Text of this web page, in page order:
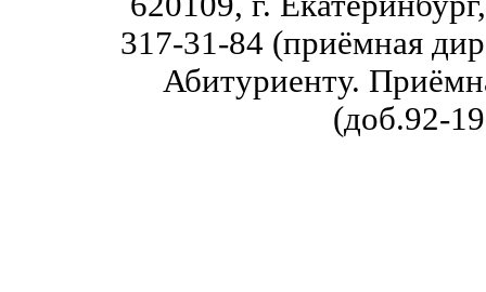
317-31-84 (приёмная
Абитуриенту.
(доб.92-